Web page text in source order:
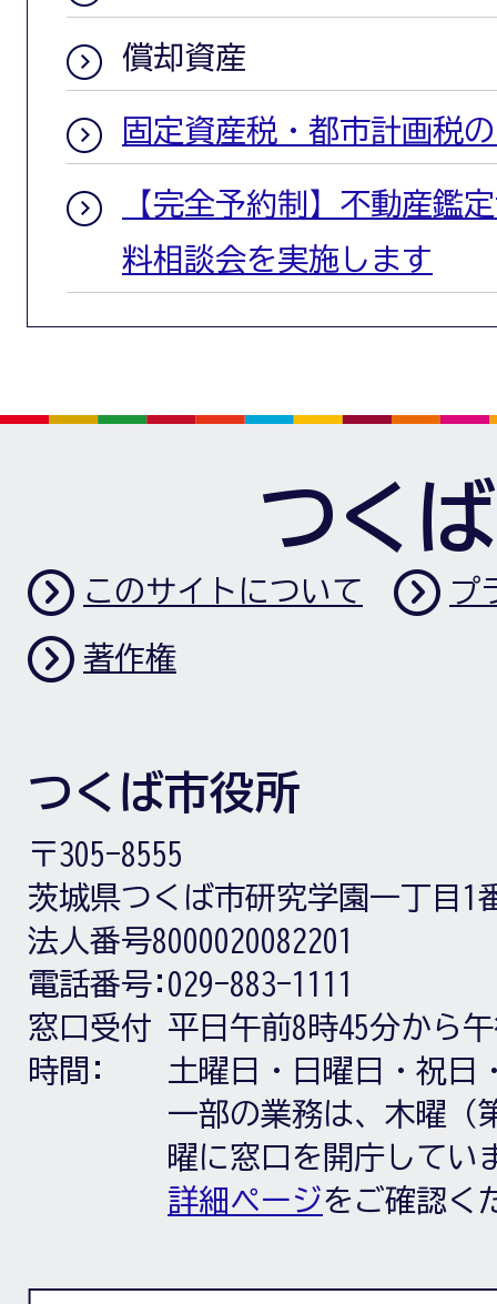
償却資産
固定資産税・都市計画税
【完全予約制】不動産鑑
料相談会を実施します
つく
このサイトについて プ
著作権
つくば市役所
〒305-8555
茨城県つくば市研究学園一丁目1
法人番号8000020082201
電話番号: 029-883-1111
窓口受付
時間:
平日午前8時45分から
土曜日・日曜日・祝日
一部の業務は、木曜（
曜に窓口を開庁してい
詳細ページをご確認く